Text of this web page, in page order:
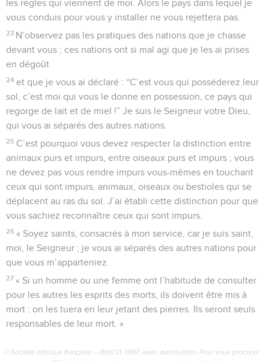
les règles qui viennent de moi. Alors le pays dans lequel je
vous conduis pour vous y installer ne vous rejettera pas.
23 N’observez pas les pratiques des nations que je chasse
devant vous ; ces nations ont si mal agi que je les ai prises
en dégoût
24 et que je vous ai déclaré : “C’est vous qui posséderez leur
sol, c’est moi qui vous le donne en possession, ce pays qui
regorge de lait et de miel !” Je suis le Seigneur votre Dieu,
qui vous ai séparés des autres nations.
25 C’est pourquoi vous devez respecter la distinction entre
animaux purs et impurs, entre oiseaux purs et impurs ; vous
ne devez pas vous rendre impurs vous-mêmes en touchant
ceux qui sont impurs, animaux, oiseaux ou bestioles qui se
déplacent au ras du sol. J’ai établi cette distinction pour que
vous sachiez reconnaître ceux qui sont impurs.
26 « Soyez saints, consacrés à mon service, car je suis saint,
moi, le Seigneur ; je vous ai séparés des autres nations pour
que vous m’apparteniez.
27 « Si un homme ou une femme ont l’habitude de consulter
pour les autres les esprits des morts, ils doivent être mis à
mort : on les tuera en leur jetant des pierres. Ils seront seuls
responsables de leur mort. »
© Société biblique française – Bibli’O, 1997, avec autorisation. Pour vous procurer